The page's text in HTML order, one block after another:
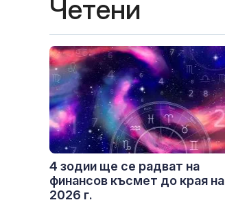
Четени
4 зодии ще се радват на
финансов късмет до края на
2026 г.